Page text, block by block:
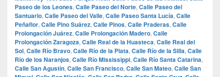
Paseo de los Leones, Calle Paseo del Norte, Calle Paseo del
Santuario, Calle Paseo del Valle, Calle Paseo Santa Lucía, Calle
Peñaflor, Calle Pino Suárez, Calle Pinos, Calle Praderas, Calle
Prolongación Juárez, Calle Prolongación Madero, Calle
Prolongación Zaragoza, Calle Real de la Huasteca, Calle Real del
Sol, Calle Río Bravo, Calle Río de la Plata, Calle Río de la Silla, Calle
Río de los Naranjos, Calle Río Mississippi, Calle Río Santa Catarina,
Calle San Agustín, Calle San Francisco, Calle San Mateo, Calle San